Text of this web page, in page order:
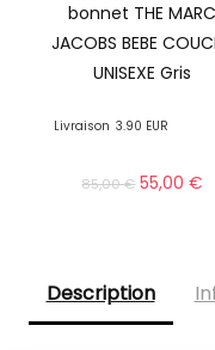
bonnet THE MARC
JACOBS BEBE
UNISEXE Gris
Livraison 3.90 EUR
85,00€ 55,00€
Description